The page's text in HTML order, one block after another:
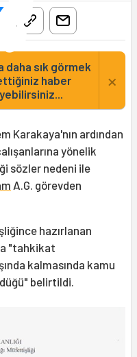
daha sık görmek
haber
×
Karakaya'nın ardından
yönelik
sözler nedeni ile
A.G. görevden
hazırlanan
"tahkikat
kalmasında kamu
belirtildi.